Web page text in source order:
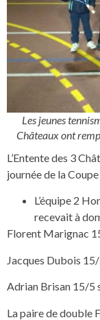
Les jeunes
Châteaux ont
L’Entente des 3
journée de la
L’équipe 2
recevait à
Florent Marignac
Jacques Dubois
Adrian Brisan 15/5
La paire de double